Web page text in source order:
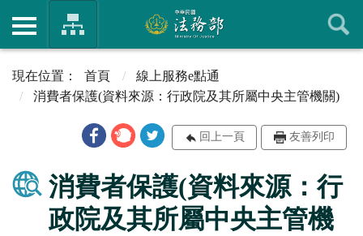
首頁
線上服務e點通
消費者保護(資料來源：行政院及其所屬中央主管機關)
回上一頁 友善列印
消費者保護(資料來源：行
政院及其所屬中央主管機